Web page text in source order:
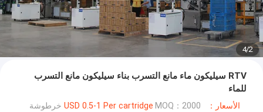
2
/
4
RTV سيليكون ماء مانع التسرب بناء سيليكون مانع التسرب
للماء
الأسعار：USD 0.5-1 Per cartridge MOQ：2000 خرطوشة